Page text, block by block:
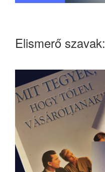
Elismerő szavak: